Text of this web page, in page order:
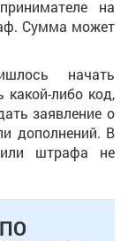
на
Сумма может
начать
какой-либо код,
заявление о
дополнений. В
или штрафа не